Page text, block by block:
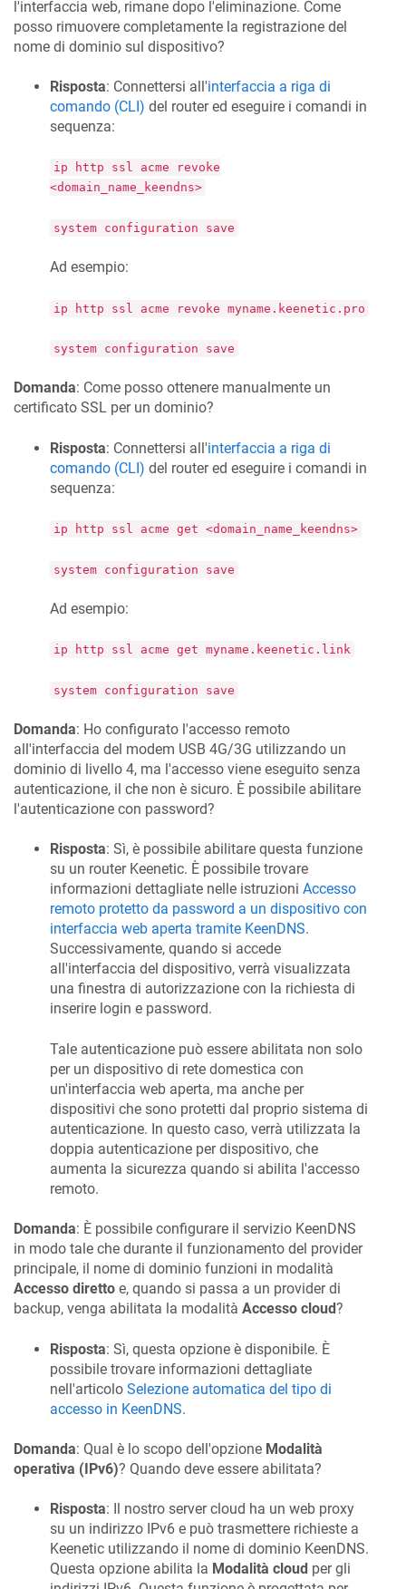
l'interfaccia web, rimane dopo l'eliminazione. Come
posso rimuovere completamente la registrazione del
nome di dominio sul dispositivo?
Risposta: Connettersi all'interfaccia a riga di
comando (CLI) del router ed eseguire i comandi in
sequenza:
ip http ssl acme revoke
<domain_name_keendns>
system configuration save
Ad esempio:
ip http ssl acme revoke myname.keenetic.pro
system configuration save
Domanda: Come posso ottenere manualmente un
certificato SSL per un dominio?
Risposta: Connettersi all'interfaccia a riga di
comando (CLI) del router ed eseguire i comandi in
sequenza:
ip http ssl acme get <domain_name_keendns>
system configuration save
Ad esempio:
ip http ssl acme get myname.keenetic.link
system configuration save
Domanda: Ho configurato l'accesso remoto
all'interfaccia del modem USB 4G/3G utilizzando un
dominio di livello 4, ma l'accesso viene eseguito senza
autenticazione, il che non è sicuro. È possibile abilitare
l'autenticazione con password?
Risposta: Sì, è possibile abilitare questa funzione
su un router Keenetic. È possibile trovare
informazioni dettagliate nelle istruzioni Accesso
remoto protetto da password a un dispositivo con
interfaccia web aperta tramite KeenDNS.
Successivamente, quando si accede
all'interfaccia del dispositivo, verrà visualizzata
una finestra di autorizzazione con la richiesta di
inserire login e password.
Tale autenticazione può essere abilitata non solo
per un dispositivo di rete domestica con
un'interfaccia web aperta, ma anche per
dispositivi che sono protetti dal proprio sistema di
autenticazione. In questo caso, verrà utilizzata la
doppia autenticazione per dispositivo, che
aumenta la sicurezza quando si abilita l'accesso
remoto.
Domanda: È possibile configurare il servizio KeenDNS
in modo tale che durante il funzionamento del provider
principale, il nome di dominio funzioni in modalità
Accesso diretto e, quando si passa a un provider di
backup, venga abilitata la modalità Accesso cloud?
Risposta: Sì, questa opzione è disponibile. È
possibile trovare informazioni dettagliate
nell'articolo Selezione automatica del tipo di
accesso in KeenDNS.
Domanda: Qual è lo scopo dell'opzione Modalità
operativa (IPv6)? Quando deve essere abilitata?
Risposta: Il nostro server cloud ha un web proxy
su un indirizzo IPv6 e può trasmettere richieste a
Keenetic utilizzando il nome di dominio KeenDNS.
Questa opzione abilita la Modalità cloud per gli